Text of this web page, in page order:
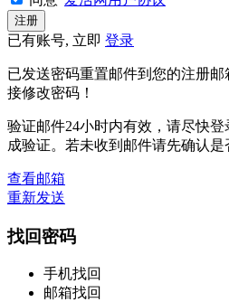
已有账号, 立即 登录
已发送密码重置邮件到您的注册
接修改密码！
验证邮件24小时内有效，请尽快
成验证。若未收到邮件请先确认是
查看邮箱
重新发送
找回密码
手机找回
邮箱找回